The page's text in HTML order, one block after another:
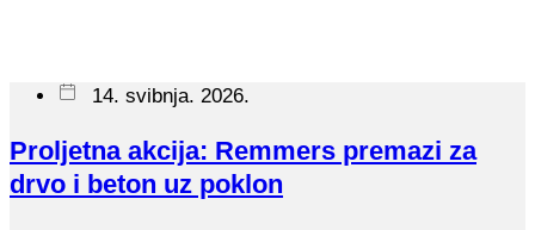
14. svibnja. 2026.
Proljetna akcija: Remmers premazi za
drvo i beton uz poklon